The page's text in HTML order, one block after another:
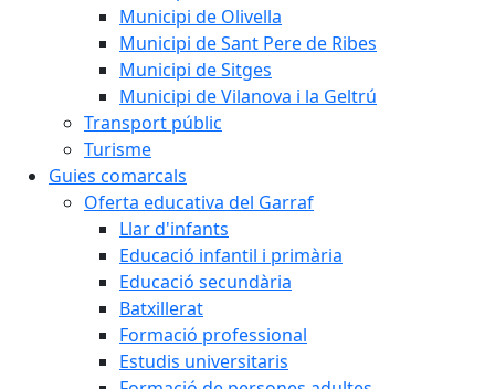
Municipi de Olivella
Municipi de Sant Pere de Ribes
Municipi de Sitges
Municipi de Vilanova i la Geltrú
Transport públic
Turisme
Guies comarcals
Oferta educativa del Garraf
Llar d'infants
Educació infantil i primària
Educació secundària
Batxillerat
Formació professional
Estudis universitaris